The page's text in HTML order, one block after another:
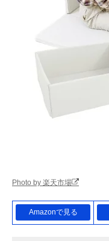
Photo by 楽天市場
Amazonで見る